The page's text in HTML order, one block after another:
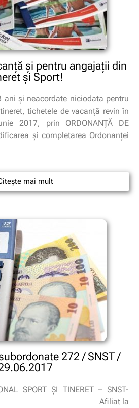
şi pentru angajaţii din
şi Sport!
ani şi neacordate niciodata pentru
tichetele de vacanţă revin în
2017, prin ORDONANȚĂ DE
și completarea Ordonanței
mai mult
272 / SNST /
SPORT ŞI TINERET – SNST-
la